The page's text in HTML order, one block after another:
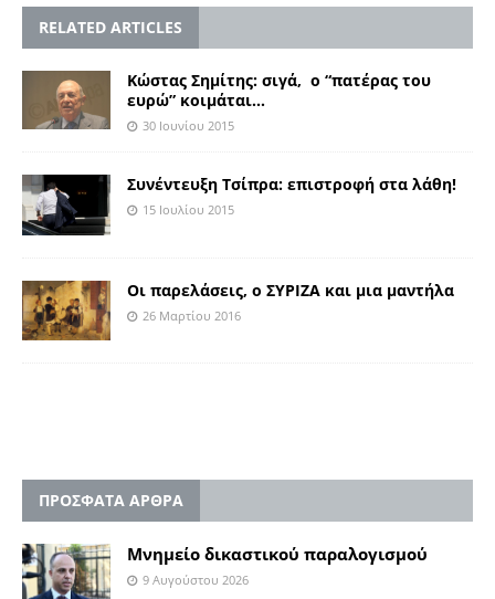
RELATED ARTICLES
Κώστας Σημίτης: σιγά, ο “πατέρας του
ευρώ” κοιμάται…
30 Ιουνίου 2015
Συνέντευξη Τσίπρα: επιστροφή στα λάθη!
15 Ιουλίου 2015
Οι παρελάσεις, ο ΣΥΡΙΖΑ και μια μαντήλα
26 Μαρτίου 2016
ΠΡΟΣΦΑΤΑ ΑΡΘΡΑ
Μνημείο δικαστικού παραλογισμού
9 Αυγούστου 2026